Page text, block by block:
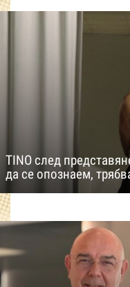
TINO след
да се опознаем,